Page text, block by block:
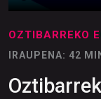
OZTIBARREKO
IRAUPENA: 42